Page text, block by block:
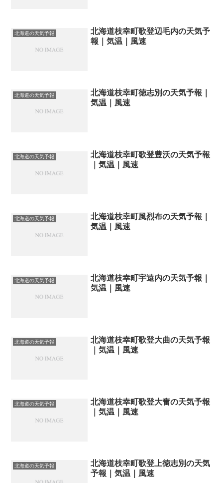
北海道の天気予報
北海道枝幸町歌登辺毛内の天気予
報｜気温｜風速
北海道の天気予報
北海道枝幸町徳志別の天気予報｜
気温｜風速
北海道の天気予報
北海道枝幸町歌登豊沃の天気予報
｜気温｜風速
北海道の天気予報
北海道枝幸町風烈布の天気予報｜
気温｜風速
北海道の天気予報
北海道枝幸町宇遠内の天気予報｜
気温｜風速
北海道の天気予報
北海道枝幸町歌登大曲の天気予報
｜気温｜風速
北海道の天気予報
北海道枝幸町歌登大奮の天気予報
｜気温｜風速
北海道の天気予報
北海道枝幸町歌登上徳志別の天気
予報｜気温｜風速